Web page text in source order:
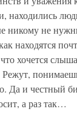
находились
никому не
находятся
хочется
Да и честный
а раз так…